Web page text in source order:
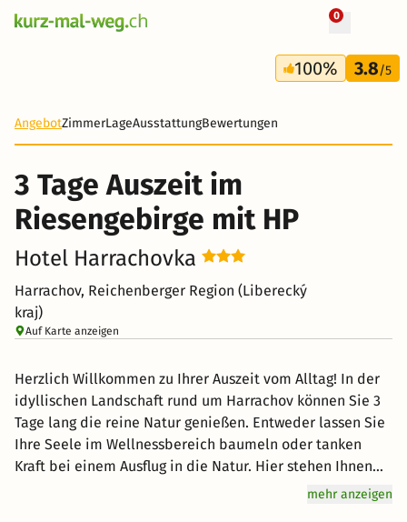
0
3 Tage
95 CHF
+ 32 Fotos
100% 3.8/5
AngebotZimmerLageAusstattungBewertungen
3 Tage Auszeit im
Riesengebirge mit HP
Hotel Harrachovka
Harrachov, Reichenberger Region (Liberecký
kraj)
Auf Karte anzeigen
Herzlich Willkommen zu Ihrer Auszeit vom Alltag! In der
idyllischen Landschaft rund um Harrachov können Sie 3
Tage lang die reine Natur genießen. Entweder lassen Sie
Ihre Seele im Wellnessbereich baumeln oder tanken
Kraft bei einem Ausflug in die Natur. Hier stehen Ihnen
alle Möglichkeiten offen! Auch Genuss wird hier groß
mehr anzeigen